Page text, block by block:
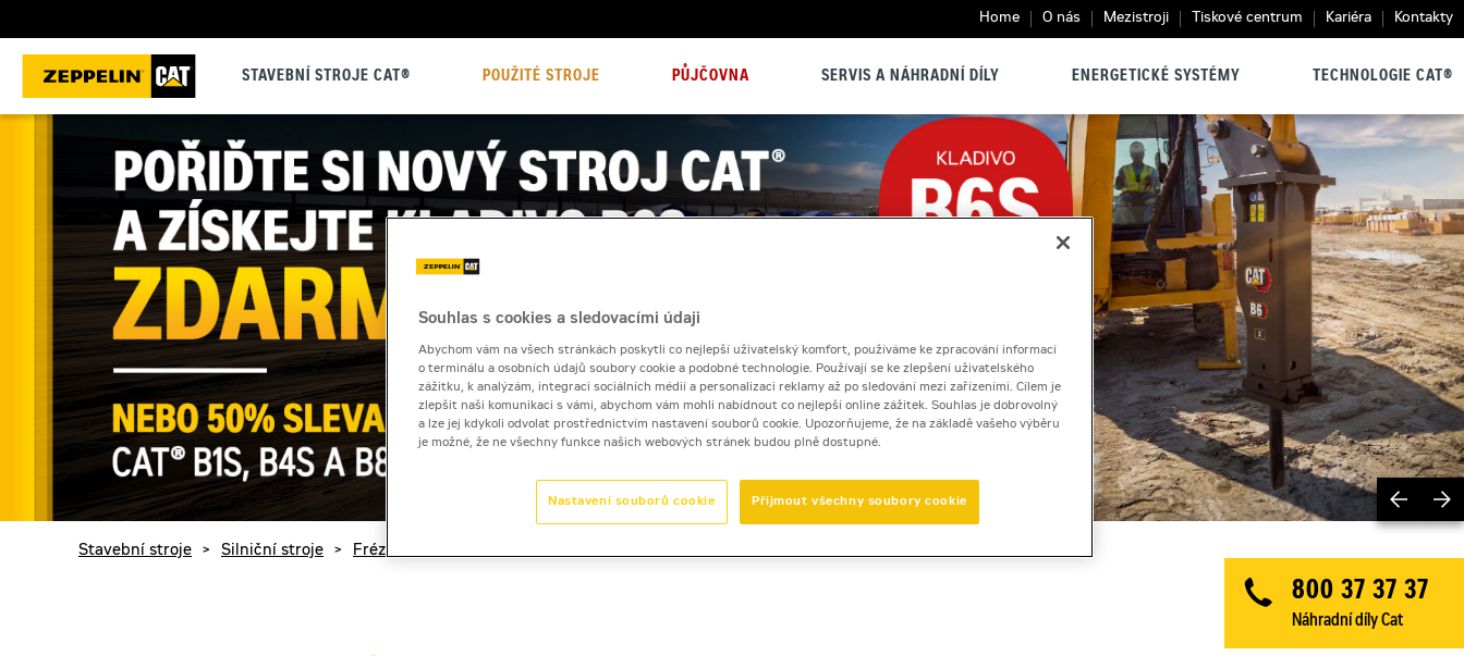
Home O nás Mezistroji Tiskové centrum Kariéra Kontakty
STAVEBNÍ STROJE CAT® POUŽITÉ STROJE PŮJČOVNA SERVIS A NÁHRADNÍ DÍLY ENERGETICKÉ SYSTÉMY TECHNOLOGIE CAT®
800 37 37 37
Náhradní díly Cat
Stavební stroje > Silniční stroje > Frézy
Brožura
[2,7 MB]
Souhlas s cookies a sledovacími údaji
Abychom vám na všech stránkách poskytli co nejlepší uživatelský komfort, používáme ke zpracování informací
o terminálu a osobních údajů soubory cookie a podobné technologie. Používají se ke zlepšení uživatelského
zážitku, k analýzám, integraci sociálních médií a personalizaci reklamy až po sledování mezi zařízeními. Cílem je
zlepšit naši komunikaci s vámi, abychom vám mohli nabídnout co nejlepší online zážitek. Souhlas je dobrovolný
a lze jej kdykoli odvolat prostřednictvím nastavení souborů cookie. Upozorňujeme, že na základě vašeho výběru
je možné, že ne všechny funkce našich webových stránek budou plně dostupné.
Přijmout všechny soubory cookie
Nastavení souborů cookie